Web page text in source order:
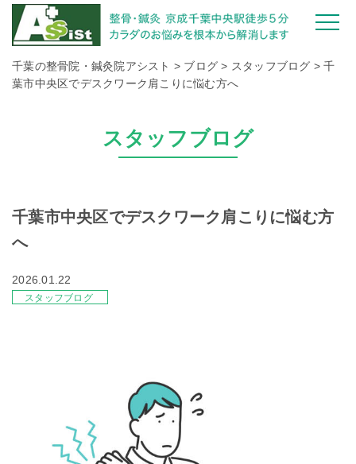
千葉の整骨院・鍼灸院アシスト > ブログ > スタッフブログ >千
葉市中央区でデスクワーク肩こりに悩む方へ
スタッフブログ
千葉市中央区でデスクワーク肩こりに悩む方
へ
2026.01.22
スタッフブログ